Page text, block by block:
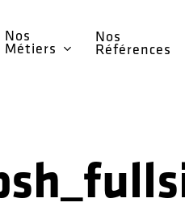
Nos
Métiers
Nos
Références